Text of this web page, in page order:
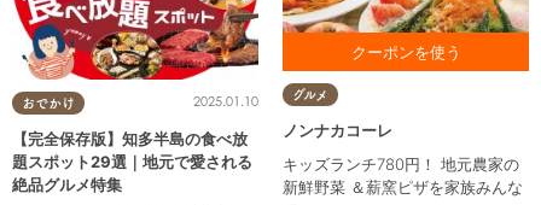
おでかけ 2025.01.10
【完全保存版】知多半島の食べ放
題スポット29選｜地元で愛される
絶品グルメ特集
お食事をご利用の方に カタラ
ーナプレゼント ※1クーポンで
最大4名様まで対応
グルメ
ノンナカコーレ
キッズランチ780円！ 地元農家の
新鮮野菜 ＆薪窯ピザを家族みんな